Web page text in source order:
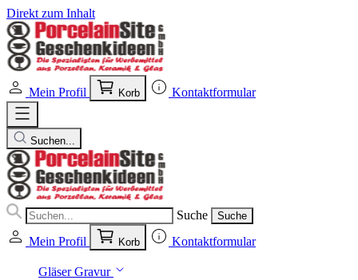
Direkt zum Inhalt
Mein Profil Korb Kontaktformular
Suchen...
Suche Suche
Mein Profil Korb Kontaktformular
Gläser Gravur